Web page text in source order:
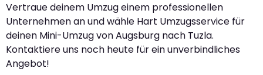
Vertraue deinem Umzug einem professionellen
Unternehmen an und wähle Hart Umzugsservice für
deinen Mini-Umzug von Augsburg nach Tuzla.
Kontaktiere uns noch heute für ein unverbindliches
Angebot!